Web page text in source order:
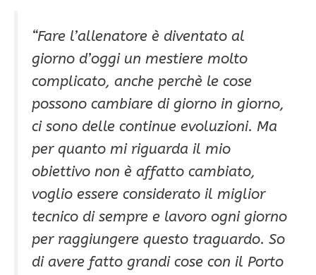
“Fare l’allenatore è diventato al
giorno d’oggi un mestiere molto
complicato, anche perchè le cose
possono cambiare di giorno in giorno,
ci sono delle continue evoluzioni. Ma
per quanto mi riguarda il mio
obiettivo non è affatto cambiato,
voglio essere considerato il miglior
tecnico di sempre e lavoro ogni giorno
per raggiungere questo traguardo. So
di avere fatto grandi cose con il Porto